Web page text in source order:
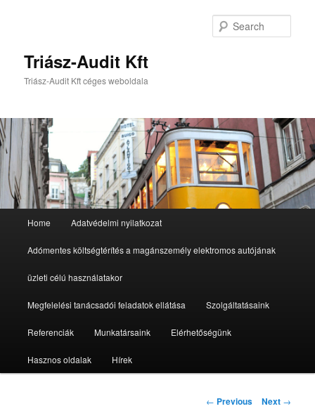
Triász-Audit Kft
Triász-Audit Kft céges weboldala
Skip
to
primary
content
Skip
to
secondary
content
Home Adatvédelmi nyilatkozat
Adómentes költségtérítés a magánszemély elektromos autójának
üzleti célú használatakor
Megfelelési tanácsadói feladatok ellátása Szolgáltatásaink
Referenciák Munkatársaink Elérhetőségünk
Hasznos oldalak Hírek
Post
← Previous Next →